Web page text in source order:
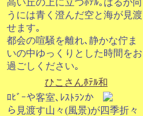
高い丘の上に立つﾎﾃﾙ｡はるか向
うには青く澄んだ空と海が見渡
せます｡
都会の喧騒を離れ､静かな佇ま
いの中ゆっくりとした時間をお
過ごしください｡
ひこさんﾎﾃﾙ和
ﾛﾋﾞｰや客室､ﾚｽﾄﾗﾝか
ら見渡す山々(風景)が四季折々